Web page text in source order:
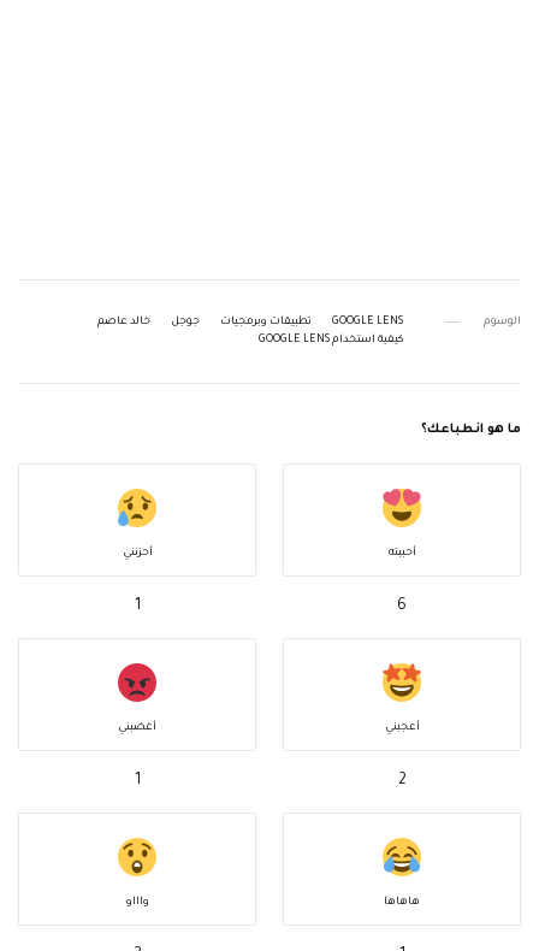
الوسوم GOOGLE LENS تطبيقات وبرمجيات جوجل
خالد عاصم
كيفية استخدام GOOGLE LENS
ما هو انطباعك؟
أحببته
6
أحزنني
1
أعجبني
2
أغضبني
1
هاهاها واااو